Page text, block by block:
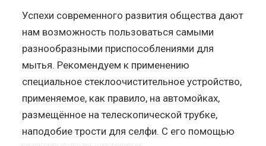
Успехи современного развития общества дают
нам возможность пользоваться самыми
разнообразными приспособлениями для
мытья. Рекомендуем к применению
специальное стеклоочистительное устройство,
применяемое, как правило, на автомойках,
размещённое на телескопической трубке,
наподобие трости для селфи. С его помощью